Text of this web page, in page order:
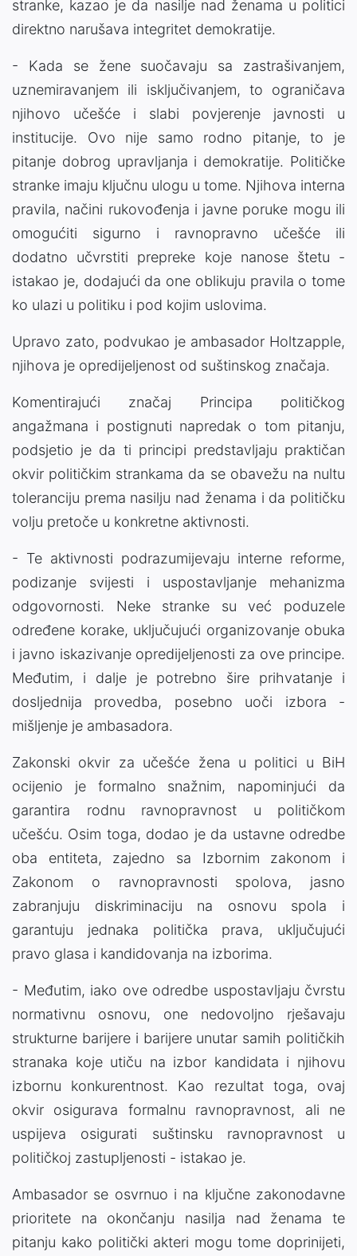
stranke, kazao je da nasilje nad ženama u politici
direktno narušava integritet demokratije.
- Kada se žene suočavaju sa zastrašivanjem,
uznemiravanjem ili isključivanjem, to ograničava
njihovo učešće i slabi povjerenje javnosti u
institucije. Ovo nije samo rodno pitanje, to je
pitanje dobrog upravljanja i demokratije. Političke
stranke imaju ključnu ulogu u tome. Njihova interna
pravila, načini rukovođenja i javne poruke mogu ili
omogućiti sigurno i ravnopravno učešće ili
dodatno učvrstiti prepreke koje nanose štetu -
istakao je, dodajući da one oblikuju pravila o tome
ko ulazi u politiku i pod kojim uslovima.
Upravo zato, podvukao je ambasador Holtzapple,
njihova je opredijeljenost od suštinskog značaja.
Komentirajući značaj Principa političkog
angažmana i postignuti napredak o tom pitanju,
podsjetio je da ti principi predstavljaju praktičan
okvir političkim strankama da se obavežu na nultu
toleranciju prema nasilju nad ženama i da političku
volju pretoče u konkretne aktivnosti.
- Te aktivnosti podrazumijevaju interne reforme,
podizanje svijesti i uspostavljanje mehanizma
odgovornosti. Neke stranke su već poduzele
određene korake, uključujući organizovanje obuka
i javno iskazivanje opredijeljenosti za ove principe.
Međutim, i dalje je potrebno šire prihvatanje i
dosljednija provedba, posebno uoči izbora -
mišljenje je ambasadora.
Zakonski okvir za učešće žena u politici u BiH
ocijenio je formalno snažnim, napominjući da
garantira rodnu ravnopravnost u političkom
učešću. Osim toga, dodao je da ustavne odredbe
oba entiteta, zajedno sa Izbornim zakonom i
Zakonom o ravnopravnosti spolova, jasno
zabranjuju diskriminaciju na osnovu spola i
garantuju jednaka politička prava, uključujući
pravo glasa i kandidovanja na izborima.
- Međutim, iako ove odredbe uspostavljaju čvrstu
normativnu osnovu, one nedovoljno rješavaju
strukturne barijere i barijere unutar samih političkih
stranaka koje utiču na izbor kandidata i njihovu
izbornu konkurentnost. Kao rezultat toga, ovaj
okvir osigurava formalnu ravnopravnost, ali ne
uspijeva osigurati suštinsku ravnopravnost u
političkoj zastupljenosti - istakao je.
Ambasador se osvrnuo i na ključne zakonodavne
prioritete na okončanju nasilja nad ženama te
pitanju kako politički akteri mogu tome doprinijeti,